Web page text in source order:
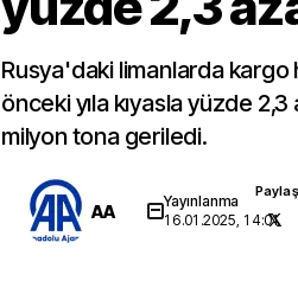
Rusya'daki limanlarda kargo
önceki yıla kıyasla yüzde
milyon tona geriledi.
AA
Yayınlanma
16.01.2025, 14:01
Paylaş